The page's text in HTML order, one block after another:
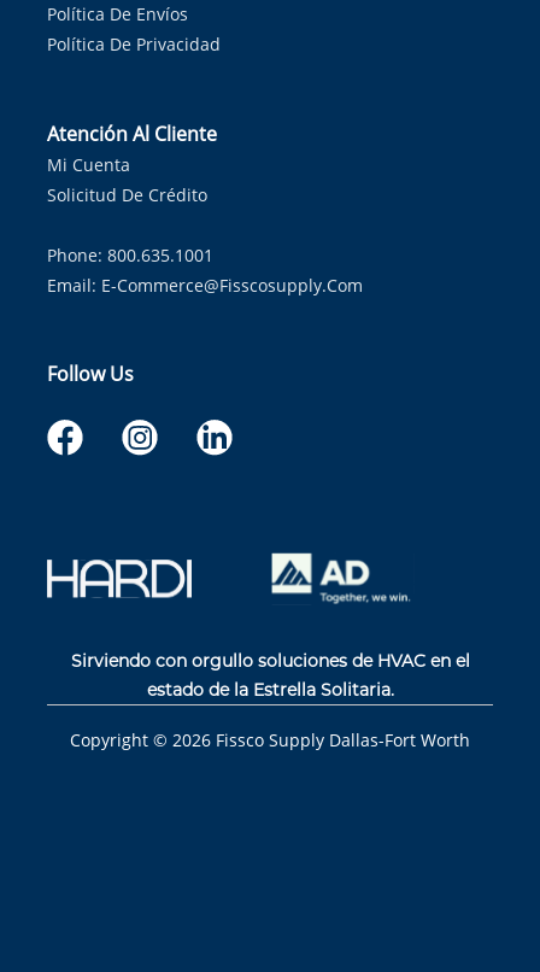
Política De Envíos
Política De Privacidad
Atención Al Cliente
Mi Cuenta
Solicitud De Crédito
Phone: 800.635.1001
Email: E-Commerce@fisscosupply.com
Follow Us
Sirviendo con orgullo soluciones de HVAC en el
estado de la Estrella Solitaria.
Copyright © 2026 Fissco Supply Dallas-Fort Worth